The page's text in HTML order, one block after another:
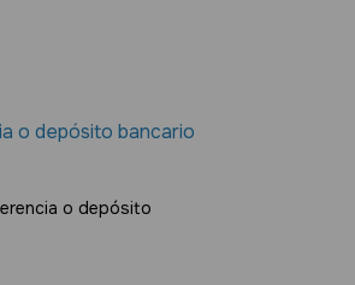
o depósito bancario
o depósito